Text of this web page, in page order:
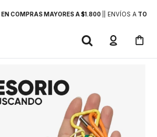
EN COMPRAS MAYORES A $1.800 | ENVÍOS ATODO